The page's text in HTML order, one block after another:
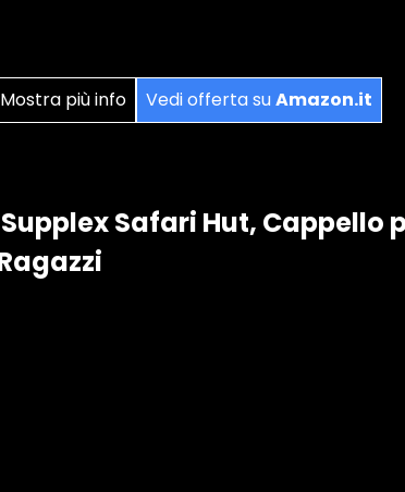
Mostra più info Vedi offerta suAmazon.it
Safari Hut, Cappello